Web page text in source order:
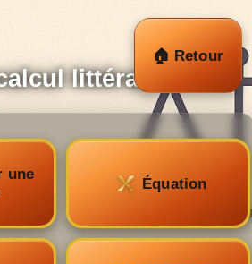
🏠 Retour
littéral
une
Équation